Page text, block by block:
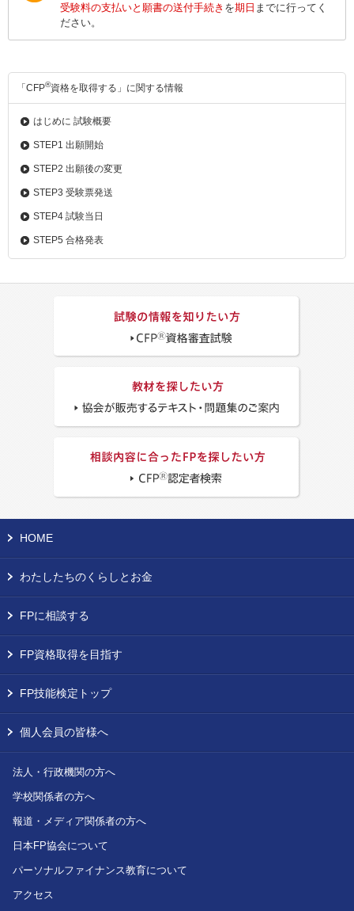
受験料の支払いと願書の送付手続き を期日 までに行ってく
ださい。
「CFP®資格を取得する」に関する情報
はじめに 試験概要
STEP1 出願開始
STEP2 出願後の変更
STEP3 受験票発送
STEP4 試験当日
STEP5 合格発表
HOME
わたしたちのくらしとお金
FPに相談する
FP資格取得を目指す
FP技能検定トップ
個人会員の皆様へ
法人・行政機関の方へ
学校関係者の方へ
報道・メディア関係者の方へ
日本FP協会について
パーソナルファイナンス教育について
アクセス